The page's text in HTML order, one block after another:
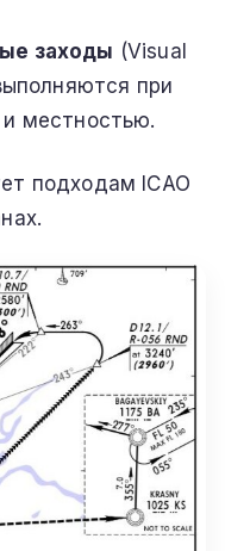
заходы (Visual
при
местностью.
подходам ICAO